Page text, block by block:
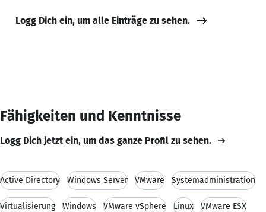
Logg Dich ein, um alle Einträge zu sehen.
Fähigkeiten und Kenntnisse
Logg Dich jetzt ein, um das ganze Profil zu sehen.
Active Directory Windows Server VMware Systemadministration
Virtualisierung Windows VMware vSphere Linux VMware ESX